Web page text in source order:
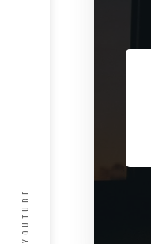
YOUTUBE